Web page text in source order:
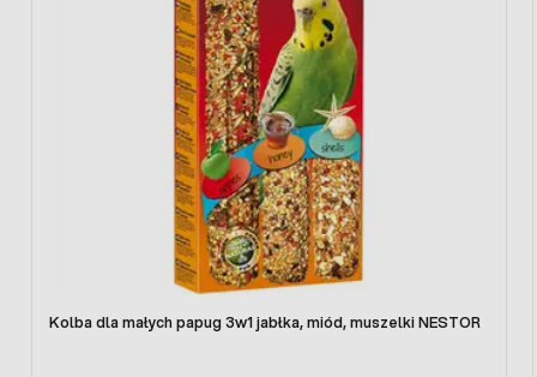
Kolba dla małych papug 3w1 jabłka, miód, muszelki NESTOR